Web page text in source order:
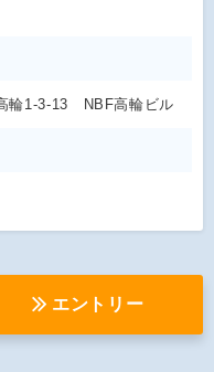
輪1-3-13 NBF高輪ビル
エントリー